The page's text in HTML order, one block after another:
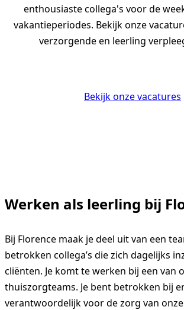
enthousiaste collega's voor de
vakantieperiodes. Bekijk onze
verzorgende en leerling
Bekijk onze vacatures
Werken als leerling bij
Bij Florence maak je deel uit van een
betrokken collega’s die zich dagelijks
cliënten. Je komt te werken bij een van
thuiszorgteams. Je bent betrokken bij
verantwoordelijk voor de zorg van